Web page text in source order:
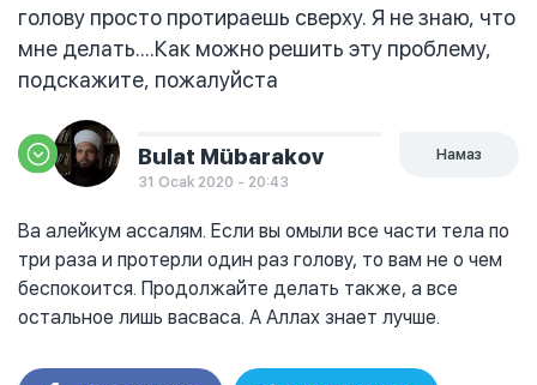
голову просто протираешь сверху. Я не знаю, что
мне делать....Как можно решить эту проблему,
подскажите, пожалуйста
Bulat Mübarakov
31 Ocak 2020 - 20:43
Намаз
Ва алейкум ассалям. Если вы омыли все части тела по
три раза и протерли один раз голову, то вам не о чем
беспокоится. Продолжайте делать также, а все
остальное лишь васваса. А Аллах знает лучше.